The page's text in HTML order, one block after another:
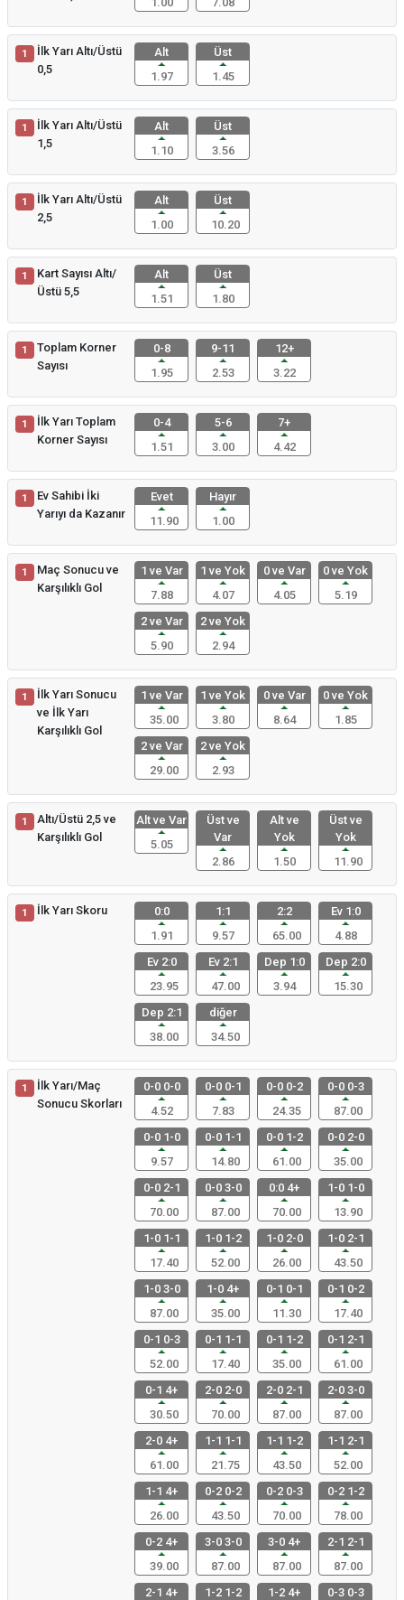
1
İlk Yarı Altı/Üstü
0,5
Alt
1.97
Üst
1.45
1
İlk Yarı Altı/Üstü
1,5
Alt
1.10
Üst
3.56
1
İlk Yarı Altı/Üstü
2,5
Alt
1.00
Üst
10.20
1
Kart Sayısı Altı/
Üstü 5,5
Alt
1.51
Üst
1.80
1
Toplam Korner
Sayısı
0-8
1.95
9-11
2.53
12+
3.22
1
İlk Yarı Toplam
Korner Sayısı
0-4
1.51
5-6
3.00
7+
4.42
1
Ev Sahibi İki
Yarıyı da Kazanır
Evet
11.90
Hayır
1.00
1
Maç Sonucu ve
Karşılıklı Gol
1 ve Var
7.88
1 ve Yok
4.07
0 ve Var
4.05
0 ve Yok
5.19
2 ve Var
5.90
2 ve Yok
2.94
1
İlk Yarı Sonucu
ve İlk Yarı
Karşılıklı Gol
1 ve Var
35.00
1 ve Yok
3.80
0 ve Var
8.64
0 ve Yok
1.85
2 ve Var
29.00
2 ve Yok
2.93
1
Altı/Üstü 2,5 ve
Karşılıklı Gol
Alt ve Var
5.05
Üst ve
Var
2.86
Alt ve
Yok
1.50
Üst ve
Yok
11.90
1 İlk Yarı Skoru
0:0
1.91
1:1
9.57
2:2
65.00
Ev 1:0
4.88
Ev 2:0
23.95
Ev 2:1
47.00
Dep 1:0
3.94
Dep 2:0
15.30
Dep 2:1
38.00
diğer
34.50
1
İlk Yarı/Maç
Sonucu Skorları
0-0 0-0
4.52
0-0 0-1
7.83
0-0 0-2
24.35
0-0 0-3
87.00
0-0 1-0
9.57
0-0 1-1
14.80
0-0 1-2
61.00
0-0 2-0
35.00
0-0 2-1
70.00
0-0 3-0
87.00
0:0 4+
70.00
1-0 1-0
13.90
1-0 1-1
17.40
1-0 1-2
52.00
1-0 2-0
26.00
1-0 2-1
43.50
1-0 3-0
87.00
1-0 4+
35.00
0-1 0-1
11.30
0-1 0-2
17.40
0-1 0-3
52.00
0-1 1-1
17.40
0-1 1-2
35.00
0-1 2-1
61.00
0-1 4+
30.50
2-0 2-0
70.00
2-0 2-1
87.00
2-0 3-0
87.00
2-0 4+
61.00
1-1 1-1
21.75
1-1 1-2
43.50
1-1 2-1
52.00
1-1 4+
26.00
0-2 0-2
43.50
0-2 0-3
70.00
0-2 1-2
78.00
0-2 4+
39.00
3-0 3-0
87.00
3-0 4+
87.00
2-1 2-1
87.00
2-1 4+
1-2 1-2
1-2 4+
0-3 0-3